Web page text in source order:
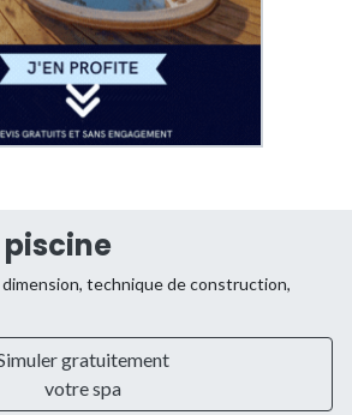
technique de construction,
gratuitement
votre spa